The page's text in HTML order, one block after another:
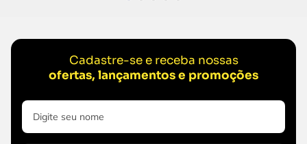
Cadastre-se e receba nossas
ofertas, lançamentos e promoções